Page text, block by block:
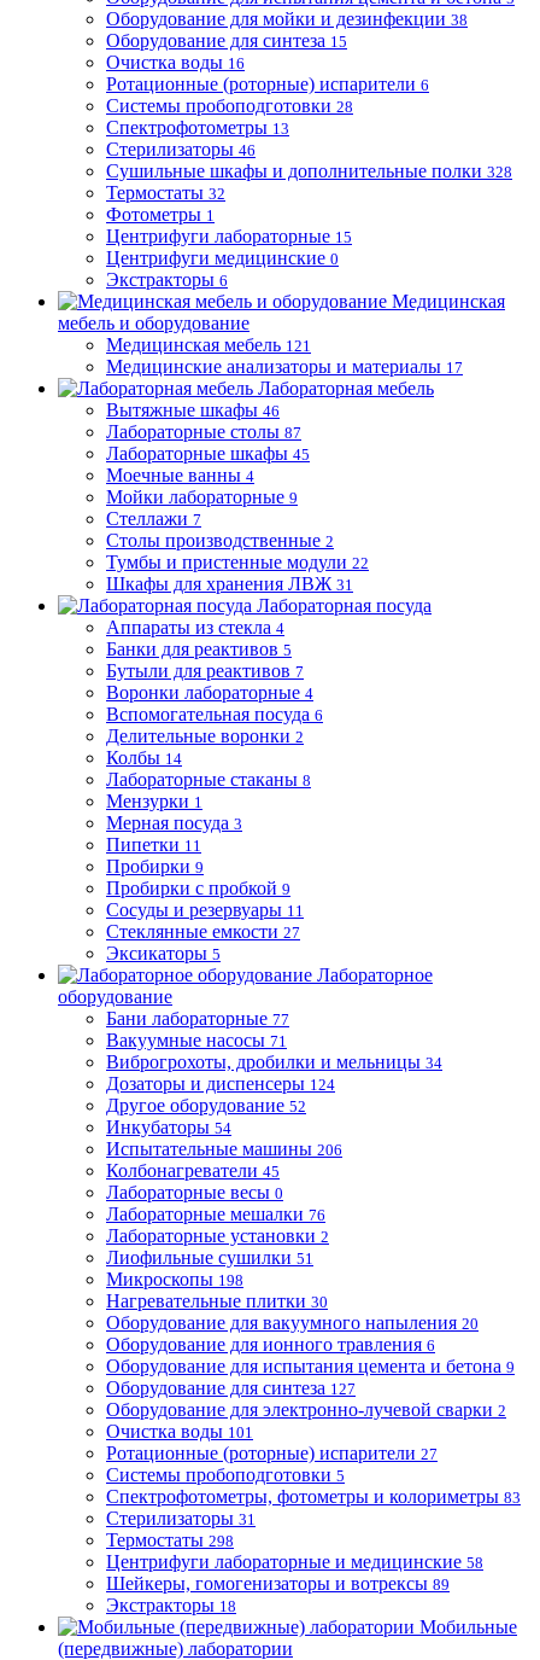
Оборудование для мойки и дезинфекции 38
Оборудование для синтеза 15
Очистка воды 16
Ротационные (роторные) испарители 6
Системы пробоподготовки 28
Спектрофотометры 13
Стерилизаторы 46
Сушильные шкафы и дополнительные полки 328
Термостаты 32
Фотометры 1
Центрифуги лабораторные 15
Центрифуги медицинские 0
Экстракторы 6
Медицинская
мебель и оборудование
Медицинская мебель 121
Медицинские анализаторы и материалы 17
Лабораторная мебель
Вытяжные шкафы 46
Лабораторные столы 87
Лабораторные шкафы 45
Моечные ванны 4
Мойки лабораторные 9
Стеллажи 7
Столы производственные 2
Тумбы и пристенные модули 22
Шкафы для хранения ЛВЖ 31
Лабораторная посуда
Аппараты из стекла 4
Банки для реактивов 5
Бутыли для реактивов 7
Воронки лабораторные 4
Вспомогательная посуда 6
Делительные воронки 2
Колбы 14
Лабораторные стаканы 8
Мензурки 1
Мерная посуда 3
Пипетки 11
Пробирки 9
Пробирки с пробкой 9
Сосуды и резервуары 11
Стеклянные емкости 27
Эксикаторы 5
Лабораторное
оборудование
Бани лабораторные 77
Вакуумные насосы 71
Виброгрохоты, дробилки и мельницы 34
Дозаторы и диспенсеры 124
Другое оборудование 52
Инкубаторы 54
Испытательные машины 206
Колбонагреватели 45
Лабораторные весы 0
Лабораторные мешалки 76
Лабораторные установки 2
Лиофильные сушилки 51
Микроскопы 198
Нагревательные плитки 30
Оборудование для вакуумного напыления 20
Оборудование для ионного травления 6
Оборудование для испытания цемента и бетона 9
Оборудование для синтеза 127
Оборудование для электронно-лучевой сварки 2
Очистка воды 101
Ротационные (роторные) испарители 27
Системы пробоподготовки 5
Спектрофотометры, фотометры и колориметры 83
Стерилизаторы 31
Термостаты 298
Центрифуги лабораторные и медицинские 58
Шейкеры, гомогенизаторы и вотрексы 89
Экстракторы 18
Мобильные
(передвижные) лаборатории